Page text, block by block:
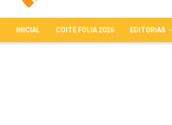
INICIAL COITÉ FOLIA 2026 EDITORIAS